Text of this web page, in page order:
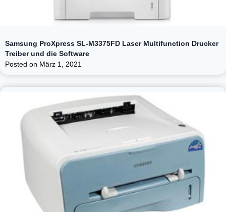
Samsung ProXpress SL-M3375FD Laser Multifunction Drucker
Treiber und die Software
Posted on März 1, 2021